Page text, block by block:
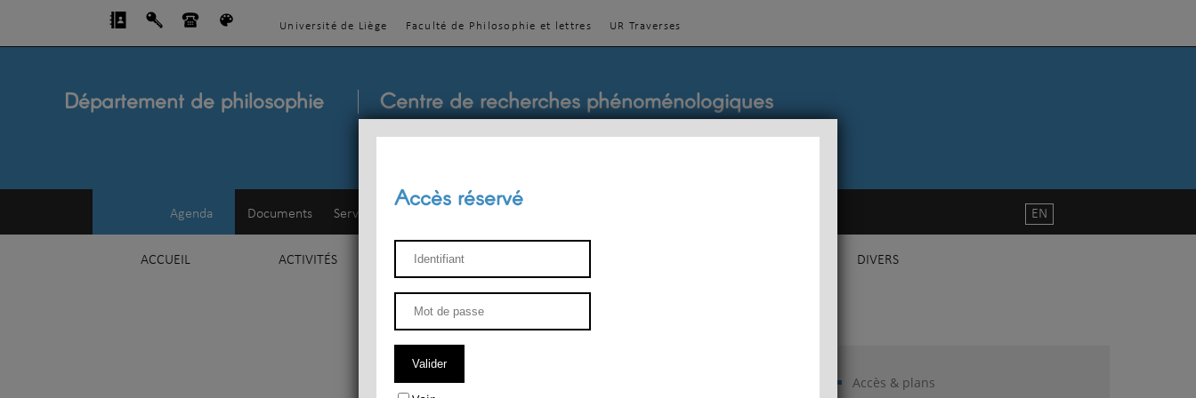
Université de Liège Faculté de Philosophie et lettres UR Traverses
Département de philosophie Centre de recherches phénoménologiques
Agenda Documents Service d'esthétique
ACCUEIL ACTIVITÉS ENSEIGNEMENT DIVERS
EN
Accès & plans
Accès réservé